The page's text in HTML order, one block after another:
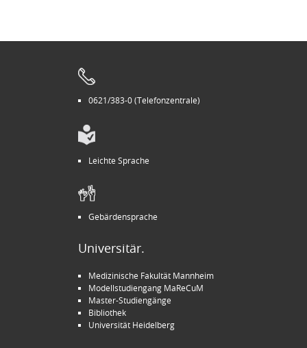
0621/383-0 (Telefonzentrale)
Leichte Sprache
Gebärdensprache
Universitär.
Medizinische Fakultät Mannheim
Modellstudiengang MaReCuM
Master-Studiengänge
Bibliothek
Universität Heidelberg